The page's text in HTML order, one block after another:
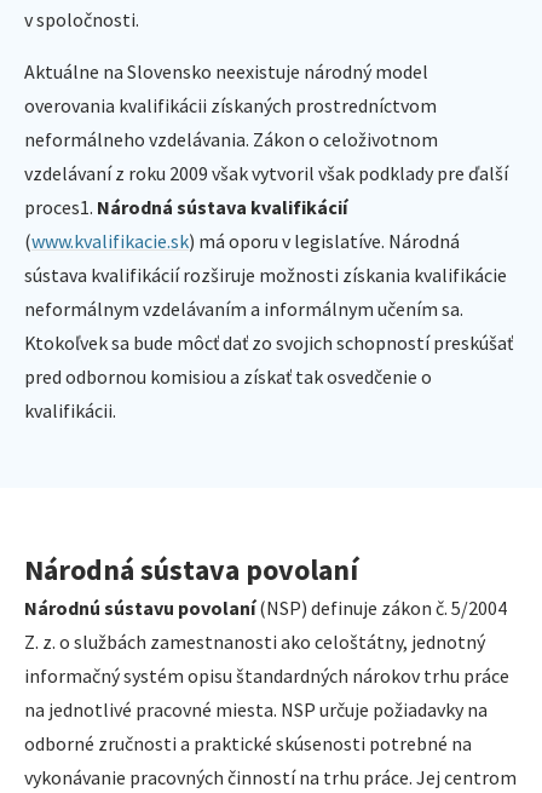
v spoločnosti.
Aktuálne na Slovensko neexistuje národný model
overovania kvalifikácii získaných prostredníctvom
neformálneho vzdelávania. Zákon o celoživotnom
vzdelávaní z roku 2009 však vytvoril však podklady pre ďalší
proces1. Národná sústava kvalifikácií
(www.kvalifikacie.sk) má oporu v legislatíve. Národná
sústava kvalifikácií rozširuje možnosti získania kvalifikácie
neformálnym vzdelávaním a informálnym učením sa.
Ktokoľvek sa bude môcť dať zo svojich schopností preskúšať
pred odbornou komisiou a získať tak osvedčenie o
kvalifikácii.
Národná sústava povolaní
Národnú sústavu povolaní(NSP) definuje zákon č. 5/2004
Z. z. o službách zamestnanosti ako celoštátny, jednotný
informačný systém opisu štandardných nárokov trhu práce
na jednotlivé pracovné miesta. NSP určuje požiadavky na
odborné zručnosti a praktické skúsenosti potrebné na
vykonávanie pracovných činností na trhu práce. Jej centrom